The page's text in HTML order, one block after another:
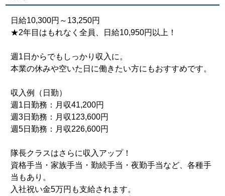
日給10,300円～13,250円
★2年目はもれなく全員、日給10,950円以上！
週1日からでもしっかり収入に。
本業の休みや空いた日に働きたい方にもおすすめです。
収入例（日勤）
週1日勤務：月収41,200円
週3日勤務：月収123,600円
週5日勤務：月収226,600円
隊長クラスはさらに収入アップ！
資格手当・家族手当・勤続手当・夜勤手当など、各種手
当もあり。
入社祝い金5万円も支給されます。